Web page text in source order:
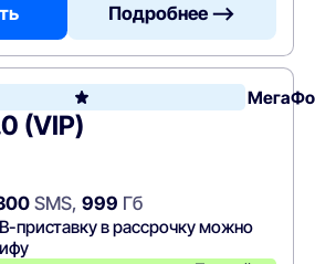
Подробнее —>
(VIP)
SMS, 999 Гб
приставку в рассрочку можно